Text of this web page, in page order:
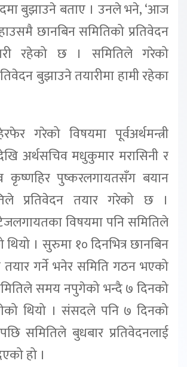
बुझाउने बताए । उनले भने, ‘आज
छानबिन समितिको प्रतिवेदन
रहेको छ । समितिले गरेको
बुझाउने तयारीमा हामी रहेका
गरेको विषयमा पूर्वअर्थमन्त्री
अर्थसचिव मधुकुमार मरासिनी र
कृष्णहिर पुष्करलगायतसँग बयान
प्रतिवेदन तयार गरेको छ ।
विषयमा पनि समितिले
। सुरुमा १० दिनभित्र छानबिन
तयार गर्ने भनेर समिति गठन भएको
समय नपुगेको भन्दै ७ दिनको
थियो । संसदले पनि ७ दिनको
समितिले बुधबार प्रतिवेदनलाई
हो ।